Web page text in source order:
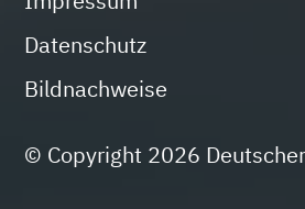
Datenschutz
Bildnachweise
© Copyright 2026